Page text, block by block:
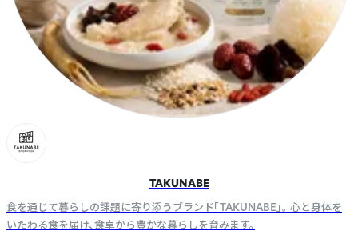
TAKUNABE
食を通じて暮らしの課題に寄り添うブランド「TAKUNABE」。 心と身体を
いたわる食を届け、食卓から豊かな暮らしを育みます。